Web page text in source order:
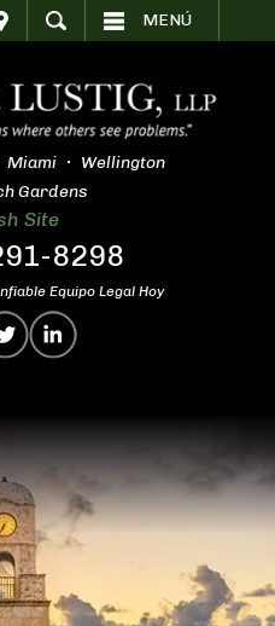
MENÚ
Miami
Wellington
Gardens
Site
8298
Equipo Legal Hoy